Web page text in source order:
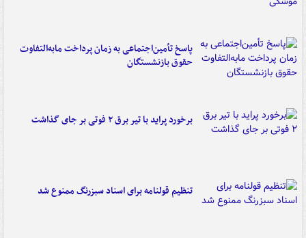
پاسخ تأمین‌اجتماعی به زمان پرداخت مابه‌التفاوت
حقوق بازنشستگان
برخورد پراید با تیر برق ۲ فوتی بر جای گذاشت
تنظیم قولنامه برای اسناد سبزرنگ ممنوع شد